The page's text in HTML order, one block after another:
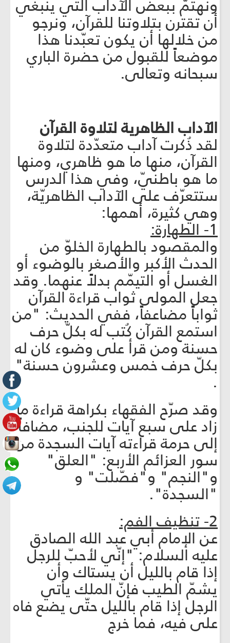
ونهتمّ ببعض الآداب الّتي ينبغي
أن تقترن بتلاوتنا للقرآن، ونرجو
من خلالها أن يكون تعبّدنا هذا
موضعاً للقبول من حضرة الباري
سبحانه وتعالى.
الآداب الظاهرية لتلاوة القرآن
لقد ذُكرت آداب متعدّدة لتلاوة
القرآن، منها ما هو ظاهري، ومنها
ما هو باطنيّ، وفي هذا الدرس
ستتعرّف على الآداب الظاهريّة،
وهي كثيرة، أهمها:
1- الطهارة:
والمقصود بالطهارة الخلوّ من
الحدث الأكبر والأصغر بالوضوء أو
الغسل أو التيمّم بدلاً عنهما. وقد
جعل المولى ثواب قراءة القرآن
ثواباً مضاعفاً، ففي الحديث: "من
استمع القرآن كُتب له بكلّ حرف
حسنة ومن قرأ على وضوء كان له
بكلّ حرف خمس وعشرون حسنة"
.
وقد صرّح الفقهاء بكراهة قراءة ما
زاد على سبع آيات للجنب، مضافاً
إلى حرمة قراءته آيات السجدة من
سور العزائم الأربع: "العلق"
و"النجم" و"فصّلت" و
"السجدة".
2- تنظيف الفم:
عن الإمام أبي عبد الله الصادق
عليه السلام: "إنّي لأحبّ للرجل
إذا قام بالليل أن يستاك وأن
يشمّ الطيب فإنّ الملك يأتي
الرجل إذا قام بالليل حتّى يضع فاه
على فيه، فما خرج